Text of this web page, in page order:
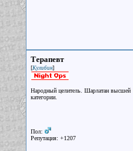
Терапевт
[Кулибин]
Народный целитель. Шарлатан высшей
категории.
Пол:
Репутация: +1207